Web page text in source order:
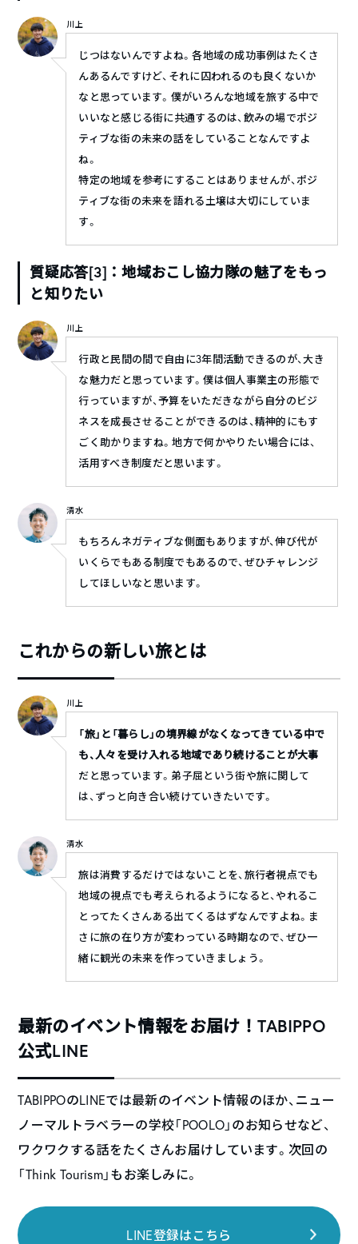
川上
じつはないんですよね。各地域の成功事例はたくさ
んあるんですけど、それに囚われるのも良くないか
なと思っています。僕がいろんな地域を旅する中で
いいなと感じる街に共通するのは、飲みの場でポジ
ティブな街の未来の話をしていることなんですよ
ね。
特定の地域を参考にすることはありませんが、ポジ
ティブな街の未来を語れる土壌は大切にしていま
す。
質疑応答[3]：地域おこし協力隊の魅了をもっ
と知りたい
川上
行政と民間の間で自由に3年間活動できるのが、大き
な魅力だと思っています。僕は個人事業主の形態で
行っていますが、予算をいただきながら自分のビジ
ネスを成長させることができるのは、精神的にもす
ごく助かりますね。地方で何かやりたい場合には、
活用すべき制度だと思います。
清水
もちろんネガティブな側面もありますが、伸び代が
いくらでもある制度でもあるので、ぜひチャレンジ
してほしいなと思います。
これからの新しい旅とは
川上
「旅」と「暮らし」の境界線がなくなってきている中で
も、人々を受け入れる地域であり続けることが大事
だと思っています。弟子屈という街や旅に関して
は、ずっと向き合い続けていきたいです。
清水
旅は消費するだけではないことを、旅行者視点でも
地域の視点でも考えられるようになると、やれるこ
とってたくさんある出てくるはずなんですよね。ま
さに旅の在り方が変わっている時期なので、ぜひ一
緒に観光の未来を作っていきましょう。
最新のイベント情報をお届け！TABIPPO
公式LINE
TABIPPOのLINEでは最新のイベント情報のほか、ニュー
ノーマルトラベラーの学校「POOLO」のお知らせなど、
ワクワクする話をたくさんお届けしています。次回の
「Think Tourism」もお楽しみに。
LINE登録はこちら